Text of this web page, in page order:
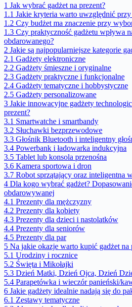
1 Jak wybrać gadżet na prezent?
1.1 Jakie kryteria warto uwzględnić
1.2 Czy budżet ma znaczenie przy
1.3 Czy praktyczność gadżetu wpływa
obdarowanego?
2 Jakie są najpopularniejsze kategorie
2.1 Gadżety elektroniczne
2.2 Gadżety śmieszne i oryginalne
2.3 Gadżety praktyczne i funkcjonalne
2.4 Gadżety tematyczne i hobbystyczne
2.5 Gadżety personalizowane
3 Jakie innowacyjne gadżety
prezent?
3.1 Smartwatche i smartbandy
3.2 Słuchawki bezprzewodowe
3.3 Głośnik Bluetooth i inteligentny
3.4 Powerbank i ładowarka indukcyjna
3.5 Tablet lub konsola przenośna
3.6 Kamera sportowa i dron
3.7 Robot sprzątający oraz inteligentna
4 Dla kogo wybrać gadżet?
obdarowywanej
4.1 Prezenty dla mężczyzny
4.2 Prezenty dla kobiety
4.3 Prezenty dla dzieci i nastolatków
4.4 Prezenty dla seniorów
4.5 Prezenty dla par
5 Na jakie okazje warto kupić gadżet na
5.1 Urodziny i rocznice
5.2 Święta i Mikołajki
5.3 Dzień Matki, Dzień Ojca, Dzień
5.4 Parapetówka i wieczór panieński/
6 Jakie gadżety idealnie nadają się do
6.1 Zestawy tematyczne